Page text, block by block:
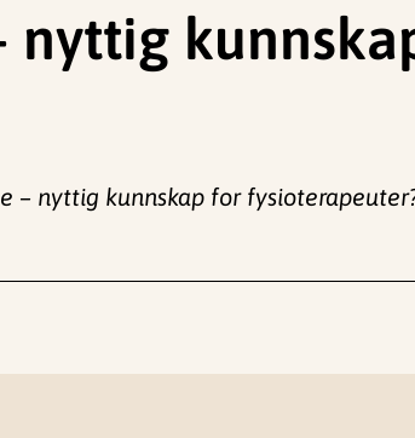
nyttig
– nyttig kunnskap for